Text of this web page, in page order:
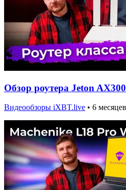
Обзор роутера Jeton
Видеообзоры iXBT.live • 6